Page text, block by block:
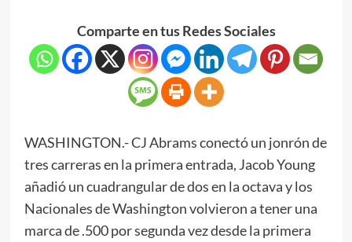
Comparte en tus Redes Sociales
WASHINGTON.- CJ Abrams conectó un jonrón de
tres carreras en la primera entrada, Jacob Young
añadió un cuadrangular de dos en la octava y los
Nacionales de Washington volvieron a tener una
marca de .500 por segunda vez desde la primera